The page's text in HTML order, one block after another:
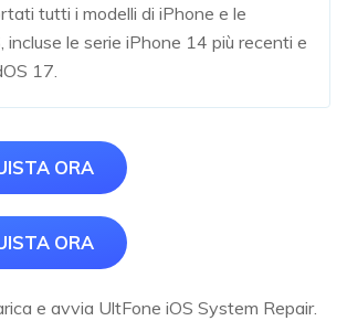
tutti i modelli di iPhone e le
incluse le serie iPhone 14 più recenti e
17.
ORA
ORA
e avvia UltFone iOS System Repair.